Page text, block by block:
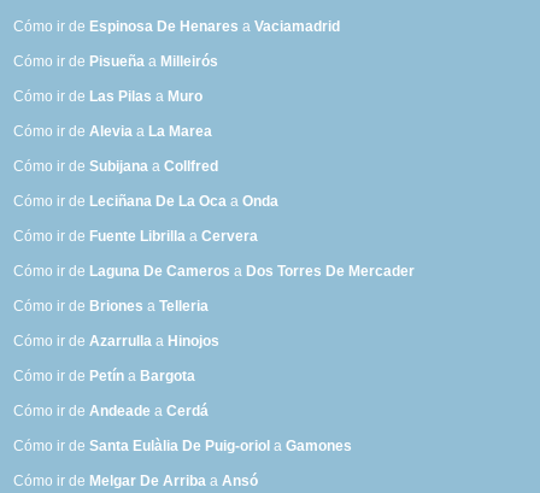
Cómo ir de Espinosa De Henares aVaciamadrid
Cómo ir de Pisueña a Milleirós
Cómo ir de Las Pilas a Muro
Cómo ir deAlevia a La Marea
Cómo ir deSubijana aCollfred
Cómo ir de Leciñana De La Oca aOnda
Cómo ir de Fuente Librilla aCervera
Cómo ir de Laguna De Cameros a Dos Torres De Mercader
Cómo ir de Briones aTelleria
Cómo ir deAzarrulla a Hinojos
Cómo ir de Petín a Bargota
Cómo ir deAndeade aCerdá
Cómo ir deSanta Eulàlia De Puig-oriol aGamones
Cómo ir de Melgar De Arriba aAnsó